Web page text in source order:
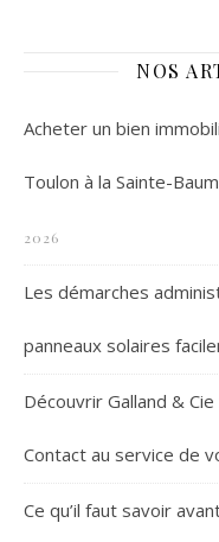
NOS
Acheter un bien
Toulon à la Sainte-
2026
Les démarches
panneaux solaires
Découvrir Galland &
Contact au service de
Ce qu’il faut savoir